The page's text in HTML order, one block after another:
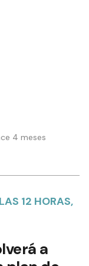
4 meses
12 HORAS,
a